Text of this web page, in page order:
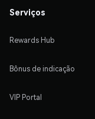
Serviços
Rewards Hub
Bônus de indicação
VIP Portal